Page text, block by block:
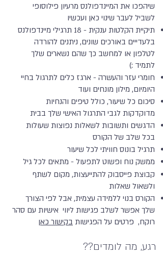
שיהפכו את המיינדפולנס מרעיון פילוסופי
לשביל לעבר שינוי כאן ועכשיו
תיקיית הקלטות ענקית - 18 תרגילי מיינדפולנס
בלעדייים באורכים שונים, ניתנים להורדה
לטלפון או למחשב כך שהם נשארים שלך
לתמיד :)
חומרי עזר והעשרה - ארגז כלים לתרגול בחיי
היומיום, מילון מונחים ועוד
סיכום כל שיעור, כולל טיפים והנחיות
מדוקדקות לגבי התרגול האישי שלך בבית
הדגשים ותשובות לשאלות נפוצות שעולות
בכל שלב של הקורס
תרגיל בונוס חוויתי לכל שיעור
ממשק נוח ופשוט לתפעול - מתאים לכל גיל
קבוצת פייסבוק להתייעצות, מקום לשתף
ולשאול שאלות
הקורס בנוי ללמידה עצמית, אבל לפי הצורך
שלך אפשר לשלב פגישות ליווי אישיות עם סהר
רוקח, פרטים על הפגישות בקישור כאן
רגע, מה לומדים??